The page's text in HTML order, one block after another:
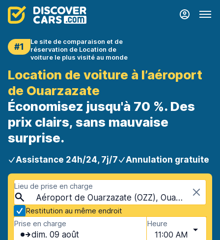
#1
Le site de comparaison et de
réservation de Location de
voiture le plus visité au monde
Location de voiture à l’aéroport
de Ouarzazate
Économisez jusqu'à 70 %. Des
prix clairs, sans mauvaise
surprise.
Assistance 24h/24, 7j/7 Annulation gratuite
Lieu de prise en charge
Aéroport de Ouarzazate (OZZ), Ouarzazate, Maroc
Restitution au même endroit
Prise en charge
dim. 09 août
Heure
11:00 AM